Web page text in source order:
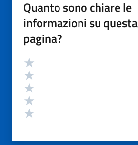
Quanto sono chiare le
informazioni su questa
pagina?
Valutazione